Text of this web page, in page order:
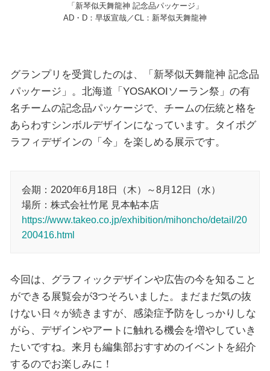
「新琴似天舞龍神 記念品パッケージ」
AD・D：早坂宣哉／CL：新琴似天舞龍神
グランプリを受賞したのは、「新琴似天舞龍神 記念品
パッケージ」。北海道「YOSAKOIソーラン祭」の有
名チームの記念品パッケージで、チームの伝統と格を
あらわすシンボルデザインになっています。タイポグ
ラフィデザインの「今」を楽しめる展示です。
会期：2020年6月18日（木）～8月12日（水）
場所：株式会社竹尾 見本帖本店
https://www.takeo.co.jp/exhibition/mihoncho/detail/20
200416.html
今回は、グラフィックデザインや広告の今を知ること
ができる展覧会が3つそろいました。まだまだ気の抜
けない日々が続きますが、感染症予防をしっかりしな
がら、デザインやアートに触れる機会を増やしていき
たいですね。来月も編集部おすすめのイベントを紹介
するのでお楽しみに！